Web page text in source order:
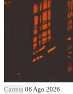
Carrera 06 Ago 2026